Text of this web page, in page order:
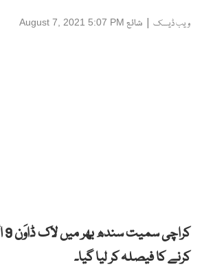
ویب ڈیسک | شائع August 7, 2021 5:07 PM
کرنے کا فیصلہ کر لیا گیا۔